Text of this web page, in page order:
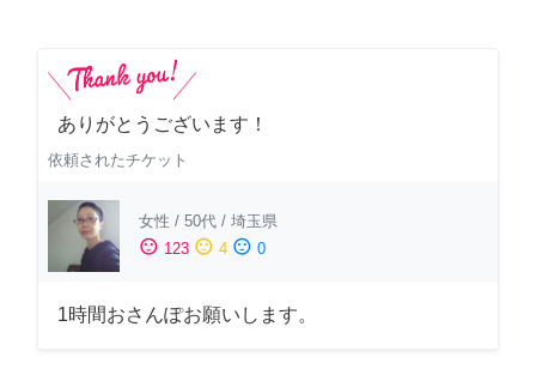
ありがとうございます！
依頼されたチケット
女性 / 50代 / 埼玉県
sentiment_satisfied 123 sentiment_neutral 4 sentiment_dissatisfied 0
1時間おさんぽお願いします。